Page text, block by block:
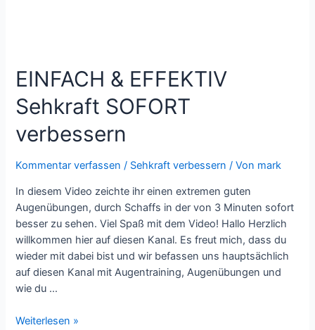
EINFACH & EFFEKTIV
Sehkraft SOFORT
verbessern
Kommentar verfassen / Sehkraft verbessern / Von mark
In diesem Video zeichte ihr einen extremen guten
Augenübungen, durch Schaffs in der von 3 Minuten sofort
besser zu sehen. Viel Spaß mit dem Video! Hallo Herzlich
willkommen hier auf diesen Kanal. Es freut mich, dass du
wieder mit dabei bist und wir befassen uns hauptsächlich
auf diesen Kanal mit Augentraining, Augenübungen und
wie du …
EINFACH
Weiterlesen »